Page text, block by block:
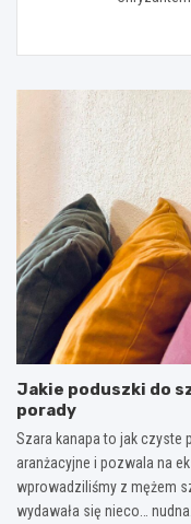
Jakie poduszki do
porady
Szara kanapa to jak czyste
aranżacyjne i pozwala na
wprowadziliśmy z mężem
wydawała się nieco…